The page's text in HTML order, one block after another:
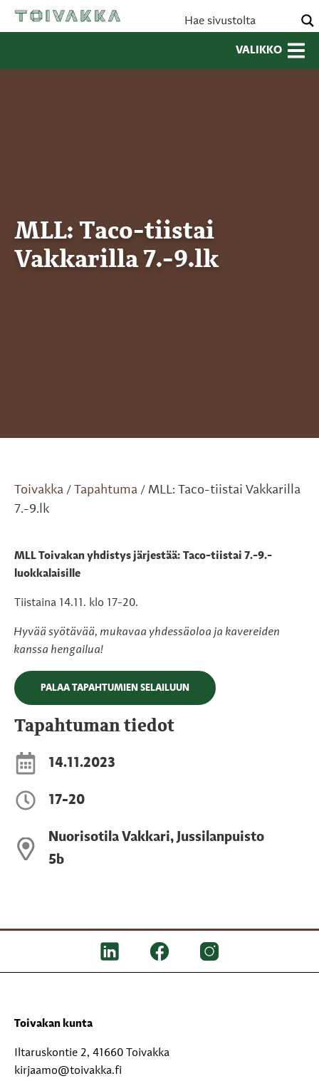
VALIKKO
MLL: Taco-tiistai
Vakkarilla 7.-9.lk
Toivakka / Tapahtuma / MLL: Taco-tiistai Vakkarilla
7.-9.lk
MLL Toivakan yhdistys järjestää: Taco-tiistai 7.-9.-
luokkalaisille
Tiistaina 14.11. klo 17-20.
Hyvää syötävää, mukavaa yhdessäoloa ja kavereiden
kanssa hengailua!
PALAA TAPAHTUMIEN SELAILUUN
Tapahtuman tiedot
14.11.2023
17-20
Nuorisotila Vakkari, Jussilanpuisto
5b
Toivakan kunta
Iltaruskontie 2, 41660 Toivakka
kirjaamo@toivakka.fi